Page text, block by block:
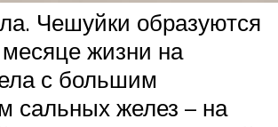
Чешуйки образуются
жизни на
с большим
сальных желез – на